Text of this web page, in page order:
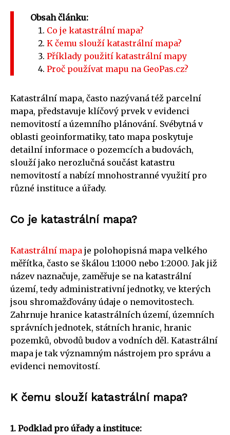
Obsah článku:
Co je katastrální mapa?
K čemu slouží katastrální mapa?
Příklady použití katastrální mapy
Proč používat mapu na GeoPas.cz?
Katastrální mapa, často nazývaná též parcelní
mapa, představuje klíčový prvek v evidenci
nemovitostí a územního plánování. Svébytná v
oblasti geoinformatiky, tato mapa poskytuje
detailní informace o pozemcích a budovách,
slouží jako nerozlučná součást katastru
nemovitostí a nabízí mnohostranné využití pro
různé instituce a úřady.
Co je katastrální mapa?
Katastrální mapa je polohopisná mapa velkého
měřítka, často se škálou 1:1000 nebo 1:2000. Jak již
název naznačuje, zaměřuje se na katastrální
území, tedy administrativní jednotky, ve kterých
jsou shromažďovány údaje o nemovitostech.
Zahrnuje hranice katastrálních území, územních
správních jednotek, státních hranic, hranic
pozemků, obvodů budov a vodních děl. Katastrální
mapa je tak významným nástrojem pro správu a
evidenci nemovitostí.
K čemu slouží katastrální mapa?
1. Podklad pro úřady a instituce: